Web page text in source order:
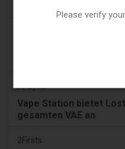
Pr Sync
Vape Station bietet
gesamten VAE an
2Firsts
Please verify